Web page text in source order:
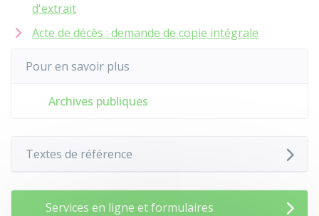
d'extrait
Acte de décès : demande de copie intégrale
Pour en savoir plus
Archives publiques
Textes de référence
Services en ligne et formulaires